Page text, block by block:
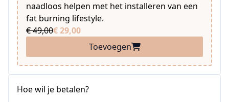
naadloos helpen met het installeren van een
fat burning lifestyle.
€ 49,00€ 29,00
Toevoegen
Hoe wil je betalen?